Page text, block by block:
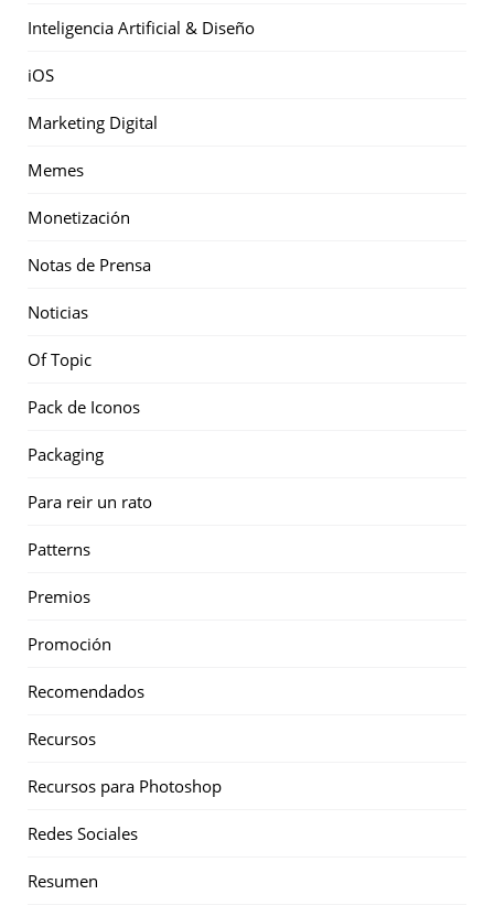
Inteligencia Artificial & Diseño
iOS
Marketing Digital
Memes
Monetización
Notas de Prensa
Noticias
Of Topic
Pack de Iconos
Packaging
Para reir un rato
Patterns
Premios
Promoción
Recomendados
Recursos
Recursos para Photoshop
Redes Sociales
Resumen